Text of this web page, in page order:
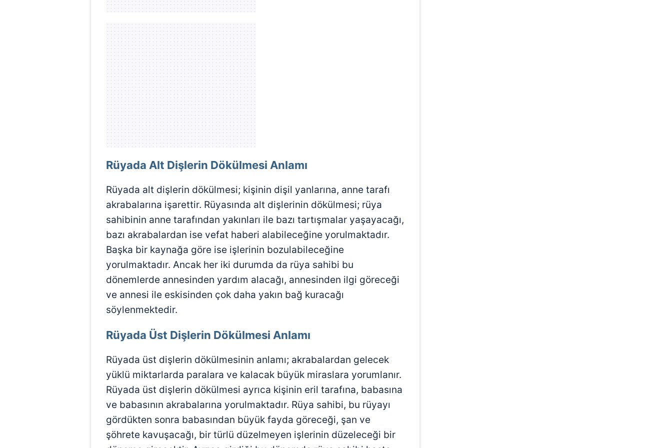
mevzuata uygun olarak kullanılan çerezlerle ilgili bilgi almak için lütfen
Rüyada Alt Dişlerin Dökülmesi Anlamı
Rüyada alt dişlerin dökülmesi; kişinin dişil yanlarına, anne tarafı
akrabalarına işarettir. Rüyasında alt dişlerinin dökülmesi; rüya
sahibinin anne tarafından yakınları ile bazı tartışmalar yaşayacağı,
bazı akrabalardan ise vefat haberi alabileceğine yorulmaktadır.
Başka bir kaynağa göre ise işlerinin bozulabileceğine
yorulmaktadır. Ancak her iki durumda da rüya sahibi bu
dönemlerde annesinden yardım alacağı, annesinden ilgi göreceği
ve annesi ile eskisinden çok daha yakın bağ kuracağı
söylenmektedir.
Rüyada Üst Dişlerin Dökülmesi Anlamı
Rüyada üst dişlerin dökülmesinin anlamı; akrabalardan gelecek
yüklü miktarlarda paralara ve kalacak büyük miraslara yorumlanır.
Rüyada üst dişlerin dökülmesi ayrıca kişinin eril tarafına, babasına
ve babasının akrabalarına yorulmaktadır. Rüya sahibi, bu rüyayı
gördükten sonra babasından büyük fayda göreceği, şan ve
şöhrete kavuşacağı, bir türlü düzelmeyen işlerinin düzeleceği bir